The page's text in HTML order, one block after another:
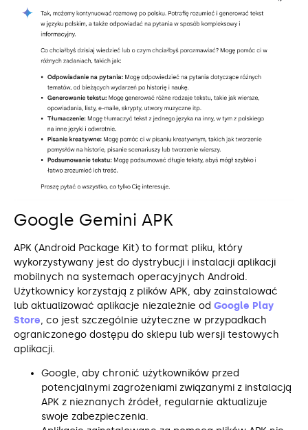
Google Gemini APK
APK (Android Package Kit) to format pliku, który
wykorzystywany jest do dystrybucji i instalacji aplikacji
mobilnych na systemach operacyjnych Android.
Użytkownicy korzystają z plików APK, aby zainstalować
lub aktualizować aplikacje niezależnie od Google Play
Store, co jest szczególnie użyteczne w przypadkach
ograniczonego dostępu do sklepu lub wersji testowych
aplikacji.
Google, aby chronić użytkowników przed
potencjalnymi zagrożeniami związanymi z instalacją
APK z nieznanych źródeł, regularnie aktualizuje
swoje zabezpieczenia.